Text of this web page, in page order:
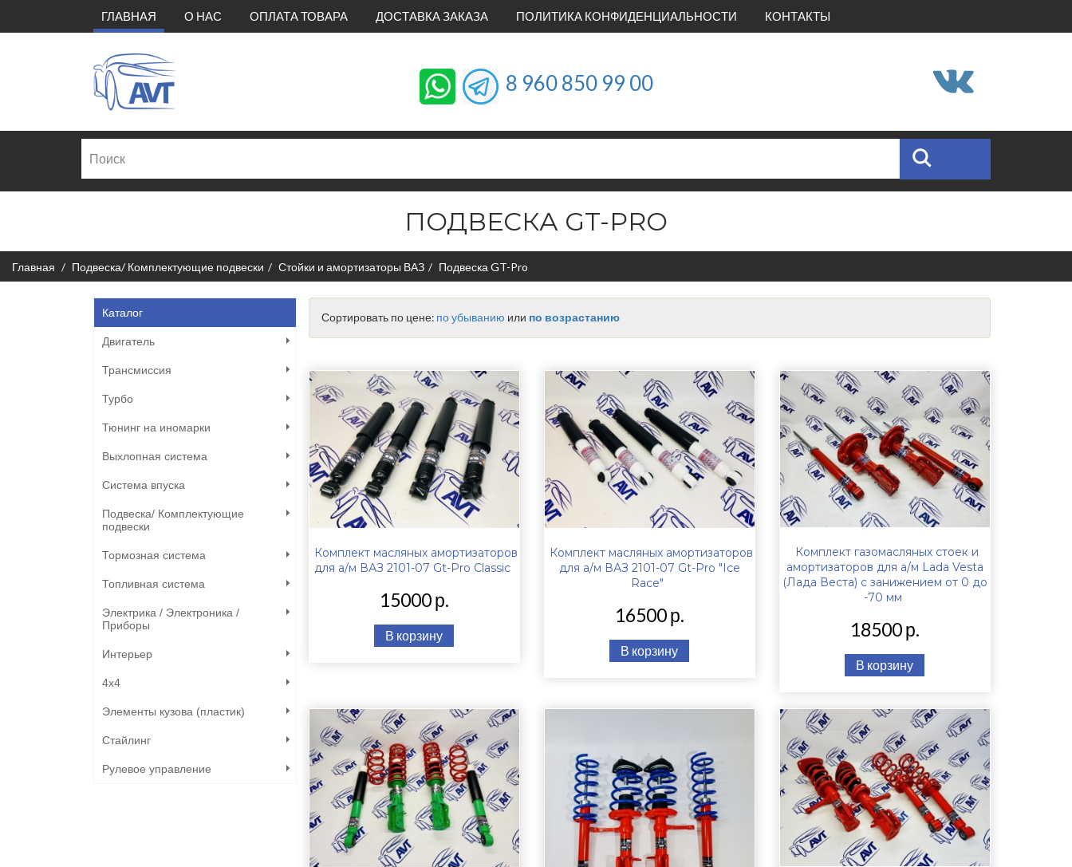
ГЛАВНАЯ (CURRENT)
О НАС ОПЛАТА ТОВАРА ДОСТАВКА ЗАКАЗА ПОЛИТИКА КОНФИДЕНЦИАЛЬНОСТИ КОНТАКТЫ
8 960 850 99 00
ПОДВЕСКА GT-PRO
Главная Подвеска/ Комплектующие подвески Стойки и амортизаторы ВАЗ Подвеска GT-Pro
Каталог
Двигатель
Трансмиссия
Турбо
Тюнинг на иномарки
Выхлопная система
Система впуска
Подвеска/ Комплектующие
подвески
Тормозная система
Топливная система
Электрика / Электроника /
Приборы
Интерьер
4х4
Элементы кузова (пластик)
Стайлинг
Рулевое управление
Сортировать по цене: по убыванию или по возрастанию
Комплект масляных амортизаторов
для а/м ВАЗ 2101-07 Gt-Pro Classic
15000 р.
В корзину
Комплект масляных амортизаторов
для а/м ВАЗ 2101-07 Gt-Pro "Ice
Race"
16500 р.
В корзину
Комплект газомасляных стоек и
амортизаторов для а/м Lada Vesta
(Лада Веста) с занижением от 0 до
-70 мм
18500 р.
В корзину